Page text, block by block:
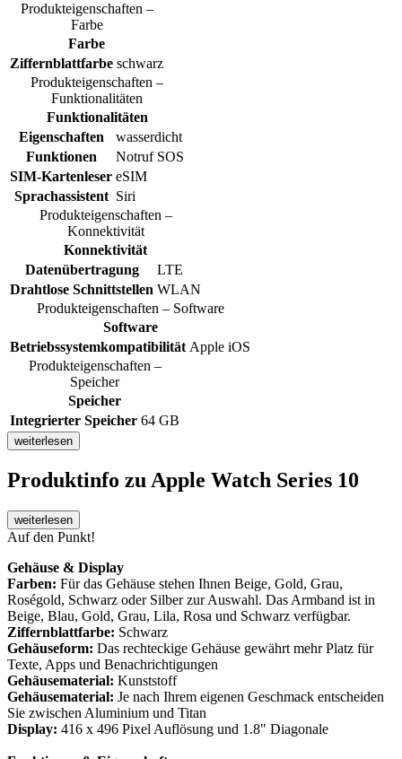
Produkteigenschaften –
Farbe
Farbe
Ziffernblattfarbe schwarz
Produkteigenschaften –
Funktionalitäten
Funktionalitäten
Eigenschaften
wasserdicht
Funktionen
Notruf SOS
SIM-Kartenleser eSIM
Sprachassistent Siri
Produkteigenschaften –
Konnektivität
Konnektivität
Datenübertragung
LTE
Drahtlose Schnittstellen WLAN
Produkteigenschaften – Software
Software
Betriebssystemkompatibilität Apple iOS
Produkteigenschaften –
Speicher
Speicher
Integrierter Speicher 64 GB
weiterlesen
Produktinfo zu Apple Watch Series 10
weiterlesen
Auf den Punkt!
Gehäuse & Display
Farben: Für das Gehäuse stehen Ihnen Beige, Gold, Grau,
Roségold, Schwarz oder Silber zur Auswahl. Das Armband ist in
Beige, Blau, Gold, Grau, Lila, Rosa und Schwarz verfügbar.
Ziffernblattfarbe: Schwarz
Gehäuseform: Das rechteckige Gehäuse gewährt mehr Platz für
Texte, Apps und Benachrichtigungen
Gehäusematerial: Kunststoff
Gehäusematerial: Je nach Ihrem eigenen Geschmack entscheiden
Sie zwischen Aluminium und Titan
Display: 416 x 496 Pixel Auflösung und 1.8" Diagonale